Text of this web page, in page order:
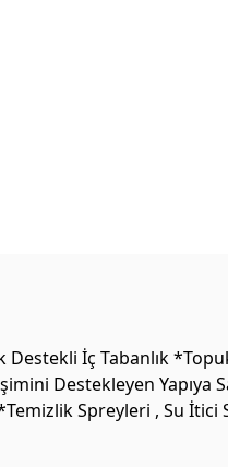
İç Tabanlık
Destekleyen Yapıya
Spreyleri , Su İtici